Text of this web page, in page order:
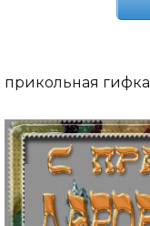
прикольная гифка